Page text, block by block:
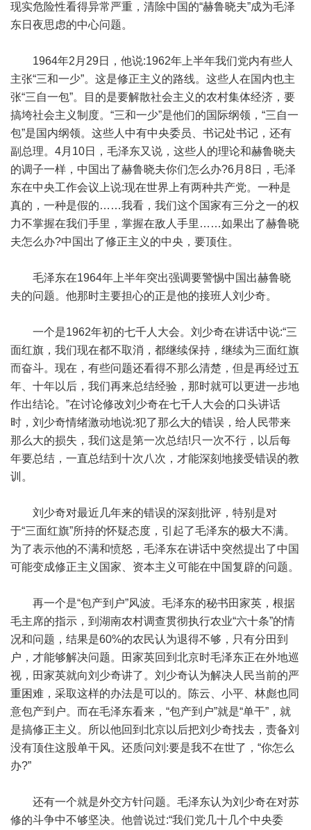
现实危险性看得异常严重，清除中国的“赫鲁晓夫”成为毛泽
东日夜思虑的中心问题。
1964年2月29日，他说:1962年上半年我们党内有些人
主张“三和一少”。这是修正主义的路线。这些人在国内也主
张“三自一包”。目的是要解散社会主义的农村集体经济，要
搞垮社会主义制度。“三和一少”是他们的国际纲领，“三自一
包”是国内纲领。这些人中有中央委员、书记处书记，还有
副总理。4月10日，毛泽东又说，这些人的理论和赫鲁晓夫
的调子一样，中国出了赫鲁晓夫你们怎么办?6月8日，毛泽
东在中央工作会议上说:现在世界上有两种共产党。一种是
真的，一种是假的……我看，我们这个国家有三分之一的权
力不掌握在我们手里，掌握在敌人手里……如果出了赫鲁晓
夫怎么办?中国出了修正主义的中央，要顶住。
毛泽东在1964年上半年突出强调要警惕中国出赫鲁晓
夫的问题。他那时主要担心的正是他的接班人刘少奇。
一个是1962年初的七千人大会。刘少奇在讲话中说:“三
面红旗，我们现在都不取消，都继续保持，继续为三面红旗
而奋斗。现在，有些问题还看得不那么清楚，但是再经过五
年、十年以后，我们再来总结经验，那时就可以更进一步地
作出结论。”在讨论修改刘少奇在七千人大会的口头讲话
时，刘少奇情绪激动地说:犯了那么大的错误，给人民带来
那么大的损失，我们这是第一次总结!只一次不行，以后每
年要总结，一直总结到十次八次，才能深刻地接受错误的教
训。
刘少奇对最近几年来的错误的深刻批评，特别是对
于“三面红旗”所持的怀疑态度，引起了毛泽东的极大不满。
为了表示他的不满和愤怒，毛泽东在讲话中突然提出了中国
可能变成修正主义国家、资本主义可能在中国复辟的问题。
再一个是“包产到户”风波。毛泽东的秘书田家英，根据
毛主席的指示，到湖南农村调查贯彻执行农业“六十条”的情
况和问题，结果是60%的农民认为退得不够，只有分田到
户，才能够解决问题。田家英回到北京时毛泽东正在外地巡
视，田家英就向刘少奇讲了。刘少奇认为解决人民当前的严
重困难，采取这样的办法是可以的。陈云、小平、林彪也同
意包产到户。而在毛泽东看来，“包产到户”就是“单干”，就
是搞修正主义。所以他回到北京以后把刘少奇找去，责备刘
没有顶住这股单干风。还质问刘:要是我不在世了，“你怎么
办?”
还有一个就是外交方针问题。毛泽东认为刘少奇在对苏
修的斗争中不够坚决。他曾说过:“我们党几十几个中央委